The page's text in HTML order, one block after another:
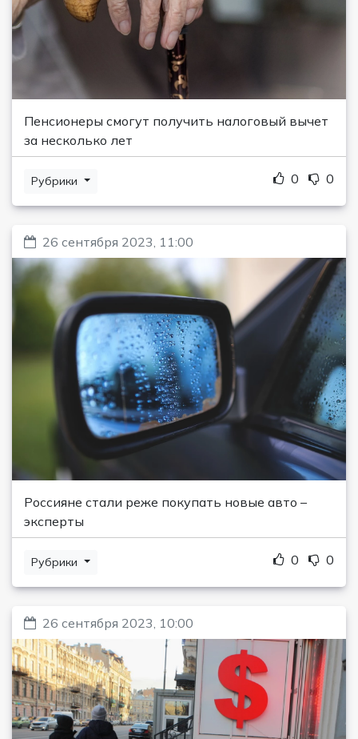
Пенсионеры смогут получить налоговый вычет
за несколько лет
Рубрики 0 0
26 сентября 2023, 11:00
Россияне стали реже покупать новые авто –
эксперты
Рубрики 0 0
26 сентября 2023, 10:00